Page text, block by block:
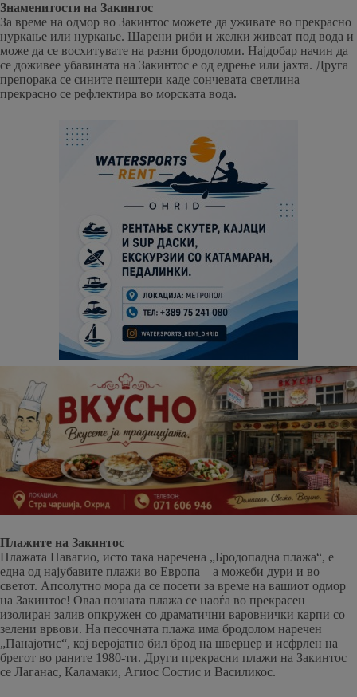
Знаменитости на Закинтос
За време на одмор во Закинтос можете да уживате во прекрасно
нуркање или нуркање. Шарени риби и желки живеат под вода и
може да се восхитувате на разни бродоломи. Најдобар начин да
се доживее убавината на Закинтос е од едрење или јахта. Друга
препорака се сините пештери каде сончевата светлина
прекрасно се рефлектира во морската вода.
Плажите на Закинтос
Плажата Навагио, исто така наречена „Бродопадна плажа“, е
една од најубавите плажи во Европа – а можеби дури и во
светот. Апсолутно мора да се посети за време на вашиот одмор
на Закинтос! Оваа позната плажа се наоѓа во прекрасен
изолиран залив опкружен со драматични варовнички карпи со
зелени врвови. На песочната плажа има бродолом наречен
„Панајотис“, кој веројатно бил брод на шверцер и исфрлен на
брегот во раните 1980-ти. Други прекрасни плажи на Закинтос
се Лаганас, Каламаки, Агиос Состис и Василикос.